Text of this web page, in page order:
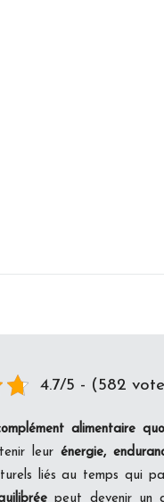
4.7/5 - (582
alimentaire
leur énergie,
liés au temps qui
peut devenir un